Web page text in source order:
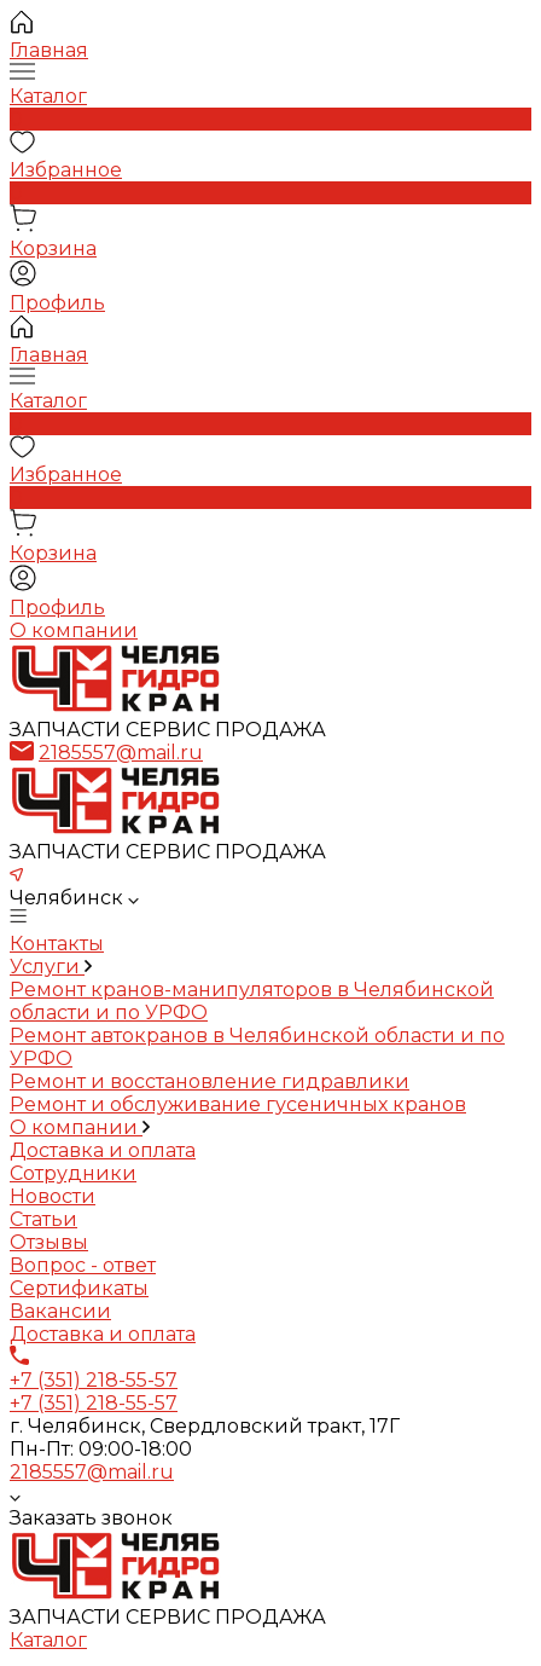
Главная
Каталог
Избранное
Корзина
Профиль
Главная
Каталог
Избранное
Корзина
Профиль
О компании
ЗАПЧАСТИ СЕРВИС ПРОДАЖА
2185557@mail.ru
ЗАПЧАСТИ СЕРВИС ПРОДАЖА
Челябинск
Контакты
Услуги
Ремонт кранов-манипуляторов в Челябинской
области и по УРФО
Ремонт автокранов в Челябинской области и по
УРФО
Ремонт и восстановление гидравлики
Ремонт и обслуживание гусеничных кранов
О компании
Доставка и оплата
Сотрудники
Новости
Статьи
Отзывы
Вопрос - ответ
Сертификаты
Вакансии
Доставка и оплата
+7 (351) 218-55-57
+7 (351) 218-55-57
г. Челябинск, Свердловский тракт, 17Г
Пн-Пт: 09:00-18:00
2185557@mail.ru
Заказать звонок
ЗАПЧАСТИ СЕРВИС ПРОДАЖА
Каталог